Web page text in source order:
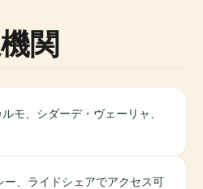
関
モ、シダーデ・ヴェーリャ、
ー、ライドシェアでアクセス可